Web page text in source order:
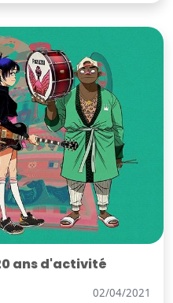
ans d'activité
02/04/2021